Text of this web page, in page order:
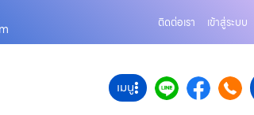
ติดต่อเรา เข้าสู่ระบบ
เมนู